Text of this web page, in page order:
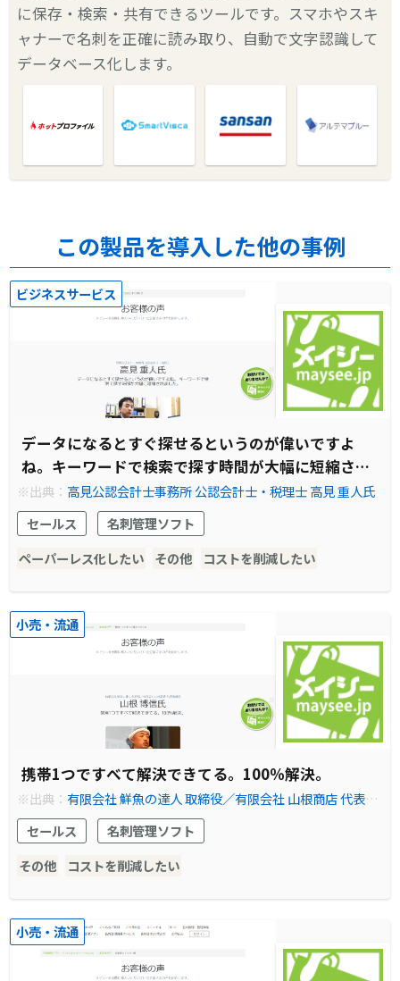
に保存・検索・共有できるツールです。スマホやスキ
ャナーで名刺を正確に読み取り、自動で文字認識して
データベース化します。
この製品を導入した他の事例
ビジネスサービス
データになるとすぐ探せるというのが偉いですよ
ね。キーワードで検索で探す時間が大幅に短縮され
ました。
※出典： 高見公認会計士事務所 公認会計士・税理士 高見 重人氏
セールス
名刺管理ソフト
ペーパーレス化したい
その他 コストを削減したい
小売・流通
携帯1つですべて解決できてる。100％解決。
※出典：有限会社 鮮魚の達人 取締役／有限会社 山根商店 代表取
締役 山根 博信氏
セールス
名刺管理ソフト
その他
コストを削減したい
小売・流通